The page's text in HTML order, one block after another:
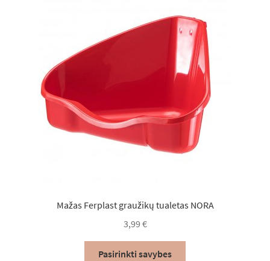
Mažas Ferplast graužikų tualetas NORA
3,99 €
Pasirinkti savybes